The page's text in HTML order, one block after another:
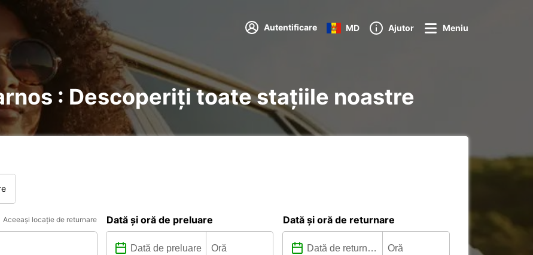
Autentificare MD Ajutor Meniu
: Descoperiți toate stațiile noastre
Aceeași locație de returnare Dată și oră de preluare Dată și oră de returnare